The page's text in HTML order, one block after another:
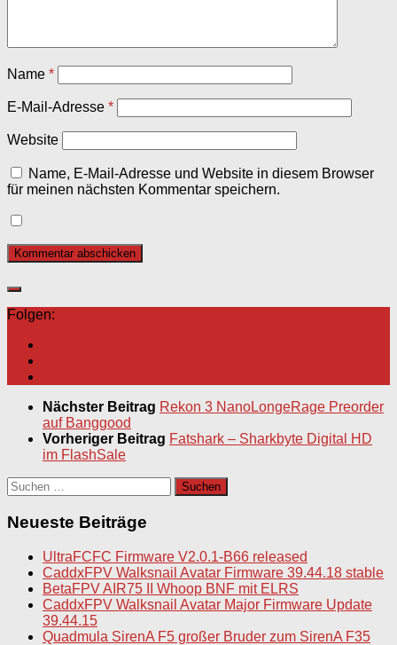
Name *
E-Mail-Adresse *
Website
Name, E-Mail-Adresse und Website in diesem Browser
für meinen nächsten Kommentar speichern.
Folgen:
Nächster Beitrag Rekon 3 NanoLongeRage Preorder
auf Banggood
Vorheriger Beitrag Fatshark – Sharkbyte Digital HD
im FlashSale
Suchen
nach:
Neueste Beiträge
UltraFCFC Firmware V2.0.1-B66 released
CaddxFPV Walksnail Avatar Firmware 39.44.18 stable
BetaFPV AIR75 II Whoop BNF mit ELRS
CaddxFPV Walksnail Avatar Major Firmware Update
39.44.15
Quadmula SirenA F5 großer Bruder zum SirenA F35